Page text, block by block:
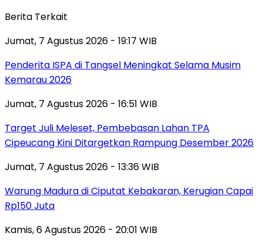
Berita Terkait
Jumat, 7 Agustus 2026 - 19:17 WIB
Penderita ISPA di Tangsel Meningkat Selama Musim
Kemarau 2026
Jumat, 7 Agustus 2026 - 16:51 WIB
Target Juli Meleset, Pembebasan Lahan TPA
Cipeucang Kini Ditargetkan Rampung Desember 2026
Jumat, 7 Agustus 2026 - 13:36 WIB
Warung Madura di Ciputat Kebakaran, Kerugian Capai
Rp150 Juta
Kamis, 6 Agustus 2026 - 20:01 WIB